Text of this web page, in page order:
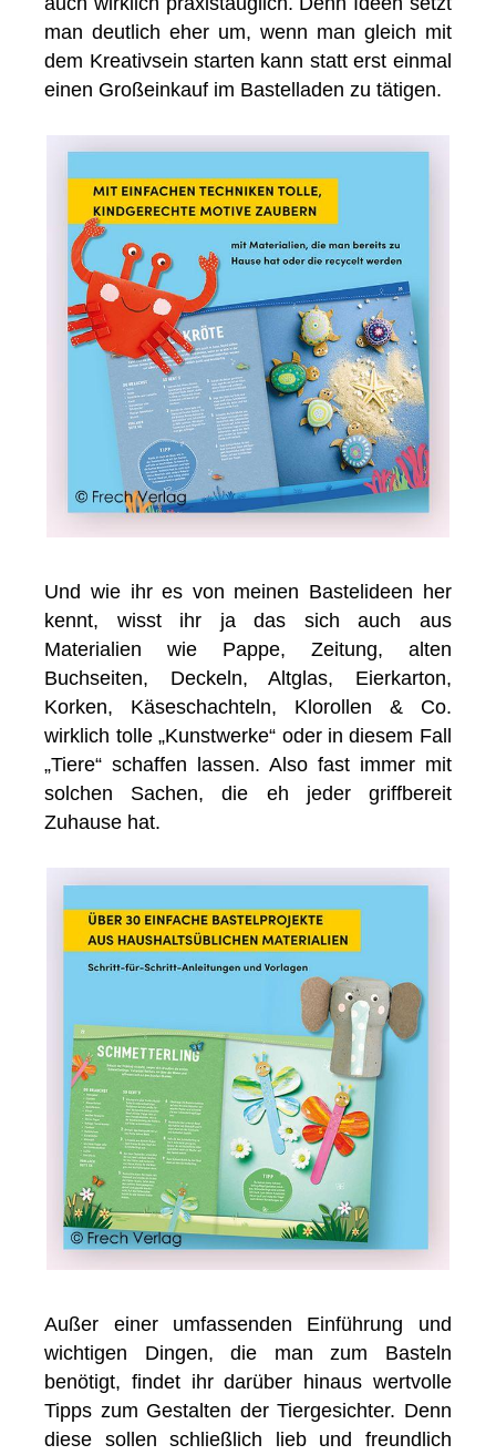
man deutlich eher um, wenn man gleich mit
dem Kreativsein starten kann statt erst einmal
einen Großeinkauf im Bastelladen zu tätigen.
Und wie ihr es von meinen Bastelideen her
kennt, wisst ihr ja das sich auch aus
Materialien wie Pappe, Zeitung, alten
Buchseiten, Deckeln, Altglas, Eierkarton,
Korken, Käseschachteln, Klorollen & Co.
wirklich tolle „Kunstwerke“ oder in diesem Fall
„Tiere“ schaffen lassen. Also fast immer mit
solchen Sachen, die eh jeder griffbereit
Zuhause hat.
Außer einer umfassenden Einführung und
wichtigen Dingen, die man zum Basteln
benötigt, findet ihr darüber hinaus wertvolle
Tipps zum Gestalten der Tiergesichter. Denn
diese sollen schließlich lieb und freundlich